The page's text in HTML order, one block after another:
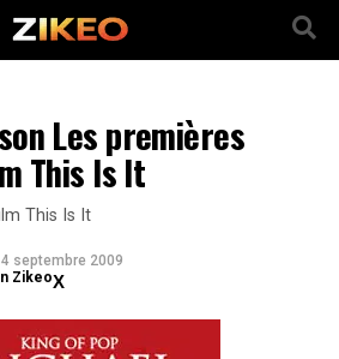
Les premières
This Is It
This Is It
septembre 2009
Zikeo